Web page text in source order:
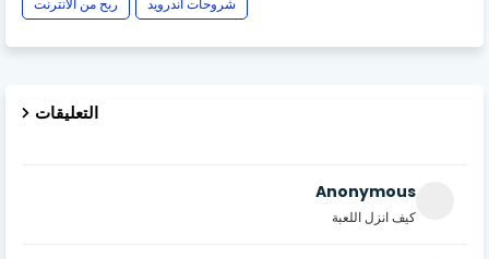
ربح من الأنترنت
شروحات أندرويد
التعليقات
Anonymous
كيف انزل اللعبة